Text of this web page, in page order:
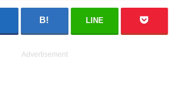
LINE
Advertisement